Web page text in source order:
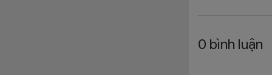
0 bình luận